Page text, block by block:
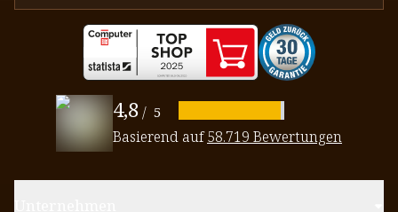
4,8/ 5
Basierend auf58.719 Bewertungen